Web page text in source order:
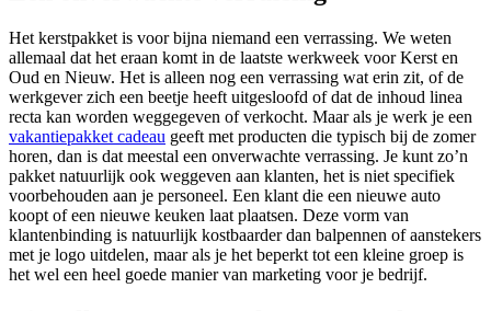
Het kerstpakket is voor bijna niemand een verrassing. We weten
allemaal dat het eraan komt in de laatste werkweek voor Kerst en
Oud en Nieuw. Het is alleen nog een verrassing wat erin zit, of de
werkgever zich een beetje heeft uitgesloofd of dat de inhoud linea
recta kan worden weggegeven of verkocht. Maar als je werk je een
vakantiepakket cadeau geeft met producten die typisch bij de zomer
horen, dan is dat meestal een onverwachte verrassing. Je kunt zo’n
pakket natuurlijk ook weggeven aan klanten, het is niet specifiek
voorbehouden aan je personeel. Een klant die een nieuwe auto
koopt of een nieuwe keuken laat plaatsen. Deze vorm van
klantenbinding is natuurlijk kostbaarder dan balpennen of aanstekers
met je logo uitdelen, maar als je het beperkt tot een kleine groep is
het wel een heel goede manier van marketing voor je bedrijf.